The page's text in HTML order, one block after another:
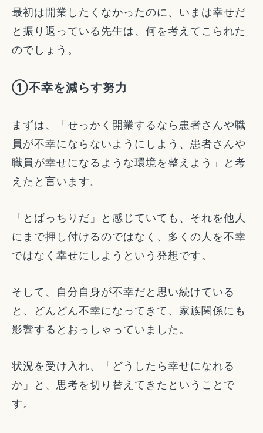
最初は開業したくなかったのに、いまは幸せだ
と振り返っている先生は、何を考えてこられた
のでしょう。
①不幸を減らす努力
まずは、「せっかく開業するなら患者さんや職
員が不幸にならないようにしよう、患者さんや
職員が幸せになるような環境を整えよう」と考
えたと言います。
「とばっちりだ」と感じていても、それを他人
にまで押し付けるのではなく、多くの人を不幸
ではなく幸せにしようという発想です。
そして、自分自身が不幸だと思い続けている
と、どんどん不幸になってきて、家族関係にも
影響するとおっしゃっていました。
状況を受け入れ、「どうしたら幸せになれる
か」と、思考を切り替えてきたということで
す。